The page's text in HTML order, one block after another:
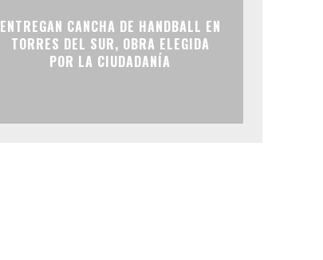
ENTREGAN CANCHA DE HANDBALL EN
TORRES DEL SUR, OBRA ELEGIDA
POR LA CIUDADANÍA